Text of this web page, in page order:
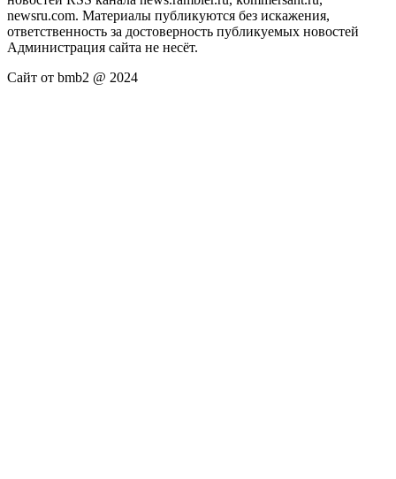
newsru.com. Материалы публикуются без искажения,
ответственность за достоверность публикуемых новостей
Администрация сайта не несёт.
Сайт от bmb2 @ 2024